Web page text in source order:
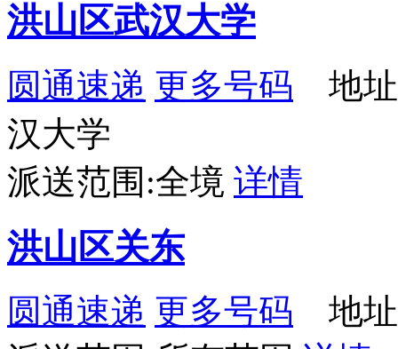
洪山区武汉大学
圆通速递 更多号码 地址
汉大学
派送范围:全境 详情
洪山区关东
圆通速递 更多号码 地址